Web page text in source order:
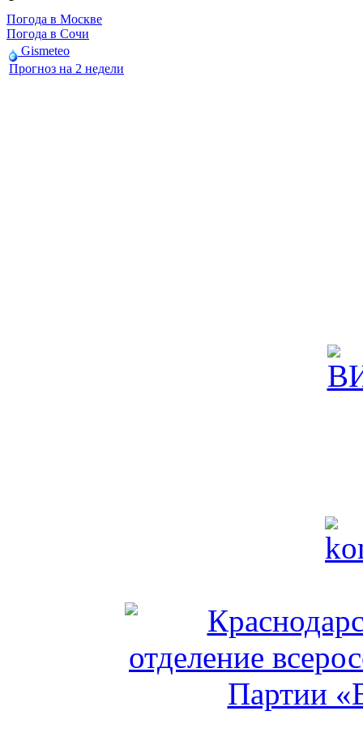
Погода в Москве
Погода в Сочи
Gismeteo
Прогноз на 2 недели